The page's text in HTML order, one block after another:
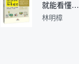
就能看懂财
务报表
林明樟